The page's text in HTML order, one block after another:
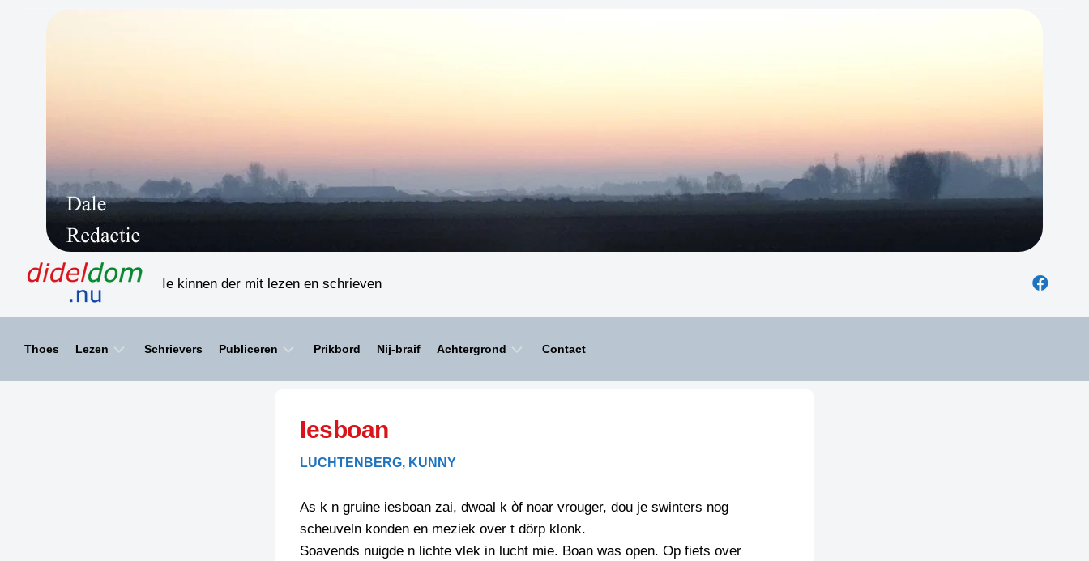
Ie kinnen der mit lezen en schrieven
Thoes Lezen
HAIKU’S
LIMERICKS
BIENOAMEN
LEGENDEN
RECEPTEN
Schrievers Publiceren
SPELLENSCONTROLE
SCHRIEFREGELS
Prikbord Nij-braif Achtergrond Contact
Iesboan
LUCHTENBERG, KUNNY
As k n gruine iesboan zai, dwoal k òf noar vrouger, dou je swinters nog
scheuveln konden en meziek over t dörp klonk.
Soavends nuigde n lichte vlek in lucht mie. Boan was open. Op fiets over